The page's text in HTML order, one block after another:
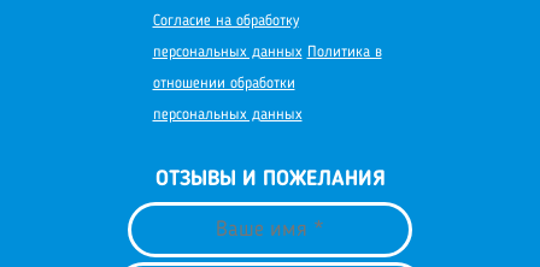
Согласие на обработку
персональных данных
Политика в
отношении обработки
персональных данных
ОТЗЫВЫ И ПОЖЕЛАНИЯ